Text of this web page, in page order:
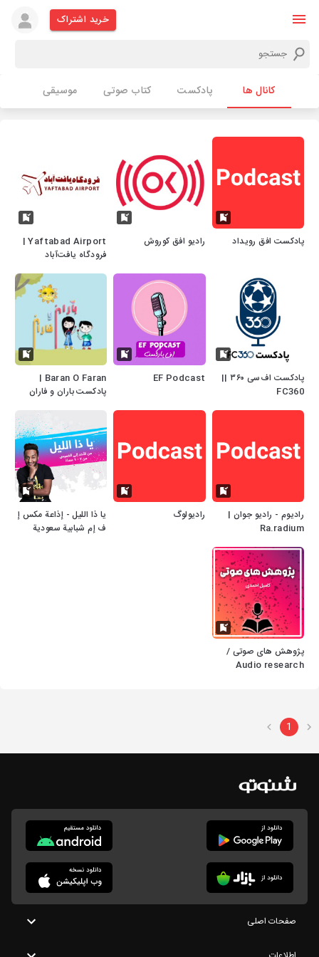
خرید اشتراک
کانال ها پادکست کتاب صوتی موسیقی
پادکست افق رویداد رادیو افق کوروش
Yaftabad Airport |
فرودگاه یافت‌آباد
پادکست اف‌سی ۳۶۰ ||
FC360
EF Podcast
Baran O Faran |
پادکست باران و فاران
رادیوم - رادیو جوان |
Ra.radium
رادیولوگ
يا ذا الليل - إذاعة مكس إ
ف إم شبابية سعودية
پژوهش های صوتی /
Audio research
1
صفحات اصلی